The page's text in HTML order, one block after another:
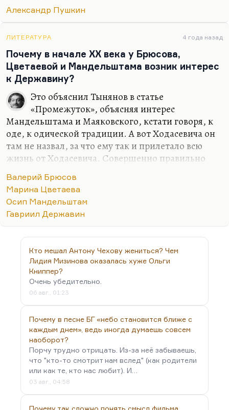
Александр Пушкин
ЛИТЕРАТУРА 4 года назад
Почему в начале XX века у Брюсова,
Цветаевой и Мандельштама возник интерес
к Державину?
Это объяснил Тынянов в статье
«Промежуток», объясняя интерес
Мандельштама и Маяковского, кстати говоря, к
оде, к одической традиции. А вот Ходасевича он
там не назвал, за что ему так и прилетало всю
жизнь от Ходасевича. Совершенно правильно
схеме — во все чётные века), что Державин —
поэт разломов, а не эволюций, поэт масштабных,
великих сдвигов. И наше время таково же,
поэтому время обращается к одической,
скажем, у Маяковского; в таком маяковском
преломлении подробно, может быть, даже
чересчур подробно, но всё равно очень интересно
показана в книге Вайскопфа «Во весь Логос». Если
вас это интересует, то…
Валерий Брюсов
Марина Цветаева
Осип Мандельштам
Гавриил Державин
Кто мешал Антону Чехову жениться? Чем
Лидия Мизинова оказалась хуже Ольги
Книппер?
Очень убедительно.
06 авг., 01:23
Почему в песне БГ «небо становится ближе с
каждым днем», ведь иногда думаешь совсем
наоборот?
Порчу трудно отрицать. Из-за неё забываешь,
что "кто-то смотрит нам вслед" (как родители
или как те, кто нас любит). И…
03 авг., 04:58
Почему так сложно понять смысл фильма